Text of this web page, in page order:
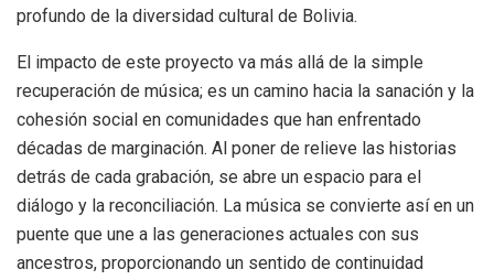
profundo de la diversidad cultural de Bolivia.
El impacto de este proyecto va más allá de la simple
recuperación de música; es un camino hacia la sanación y la
cohesión social en comunidades que han enfrentado
décadas de marginación. Al poner de relieve las historias
detrás de cada grabación, se abre un espacio para el
diálogo y la reconciliación. La música se convierte así en un
puente que une a las generaciones actuales con sus
ancestros, proporcionando un sentido de continuidad